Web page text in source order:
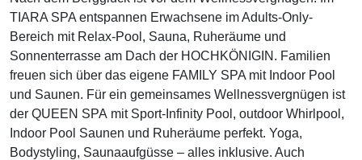
TIARA SPA entspannen Erwachsene im Adults-Only-
Bereich mit Relax-Pool, Sauna, Ruheräume und
Sonnenterrasse am Dach der HOCHKÖNIGIN. Familien
freuen sich über das eigene FAMILY SPA mit Indoor Pool
und Saunen. Für ein gemeinsames Wellnessvergnügen ist
der QUEEN SPA mit Sport-Infinity Pool, outdoor Whirlpool,
Indoor Pool Saunen und Ruheräume perfekt. Yoga,
Bodystyling, Saunaaufgüsse – alles inklusive. Auch